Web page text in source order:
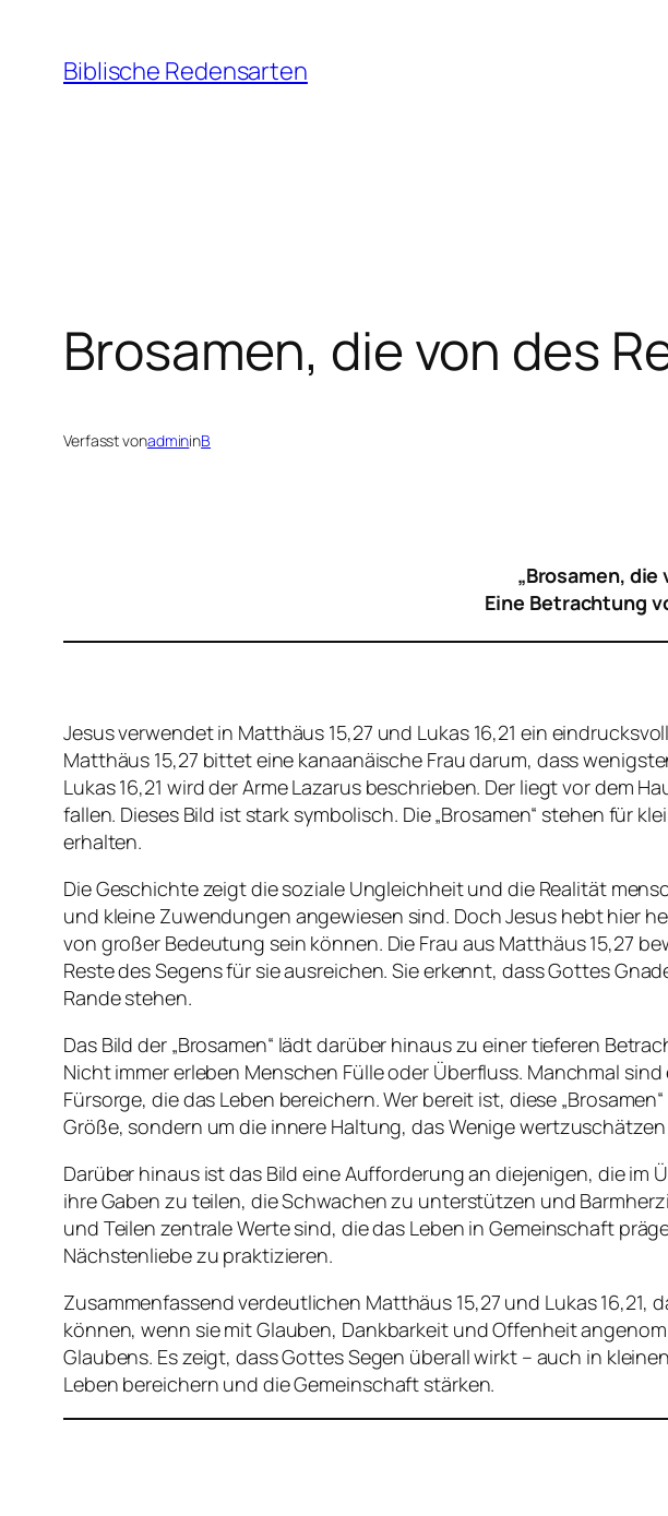
Inhalt
springen
Biblische Redensarten
Brosamen, die von des
Verfasst vonadmininB
„Brosamen,
Eine Betrachtung
Jesus verwendet in Matthäus 15,27 und Lukas 16,21 ein
Matthäus 15,27 bittet eine kanaanäische Frau darum, dass
Lukas 16,21 wird der Arme Lazarus beschrieben. Der liegt vor dem
fallen. Dieses Bild ist stark symbolisch. Die „Brosamen“ stehen für
erhalten.
Die Geschichte zeigt die soziale Ungleichheit und die Realität
und kleine Zuwendungen angewiesen sind. Doch Jesus hebt hier
von großer Bedeutung sein können. Die Frau aus Matthäus 15,27
Reste des Segens für sie ausreichen. Sie erkennt, dass Gottes
Rande stehen.
Das Bild der „Brosamen“ lädt darüber hinaus zu einer tieferen
Nicht immer erleben Menschen Fülle oder Überfluss. Manchmal
Fürsorge, die das Leben bereichern. Wer bereit ist, diese
Größe, sondern um die innere Haltung, das Wenige
Darüber hinaus ist das Bild eine Aufforderung an diejenigen, die
ihre Gaben zu teilen, die Schwachen zu unterstützen und
und Teilen zentrale Werte sind, die das Leben in Gemeinschaft
Nächstenliebe zu praktizieren.
Zusammenfassend verdeutlichen Matthäus 15,27 und Lukas
können, wenn sie mit Glauben, Dankbarkeit und Offenheit
Glaubens. Es zeigt, dass Gottes Segen überall wirkt – auch in
Leben bereichern und die Gemeinschaft stärken.